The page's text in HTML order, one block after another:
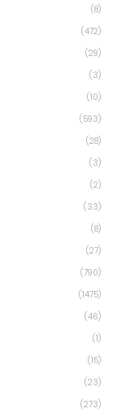
(8)
(472)
(29)
(3)
(10)
(593)
(28)
(3)
(2)
(33)
(8)
(27)
(790)
(1475)
(46)
(1)
(15)
(23)
(273)